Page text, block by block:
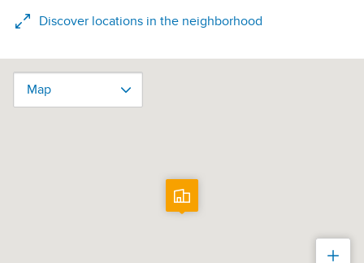
Discover locations in the neighborhood
Map
Map